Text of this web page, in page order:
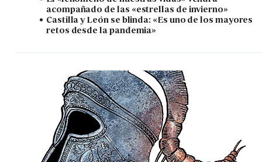
acompañado de las «estrellas de invierno»
Castilla y León se blinda: «Es uno de los mayores
retos desde la pandemia»